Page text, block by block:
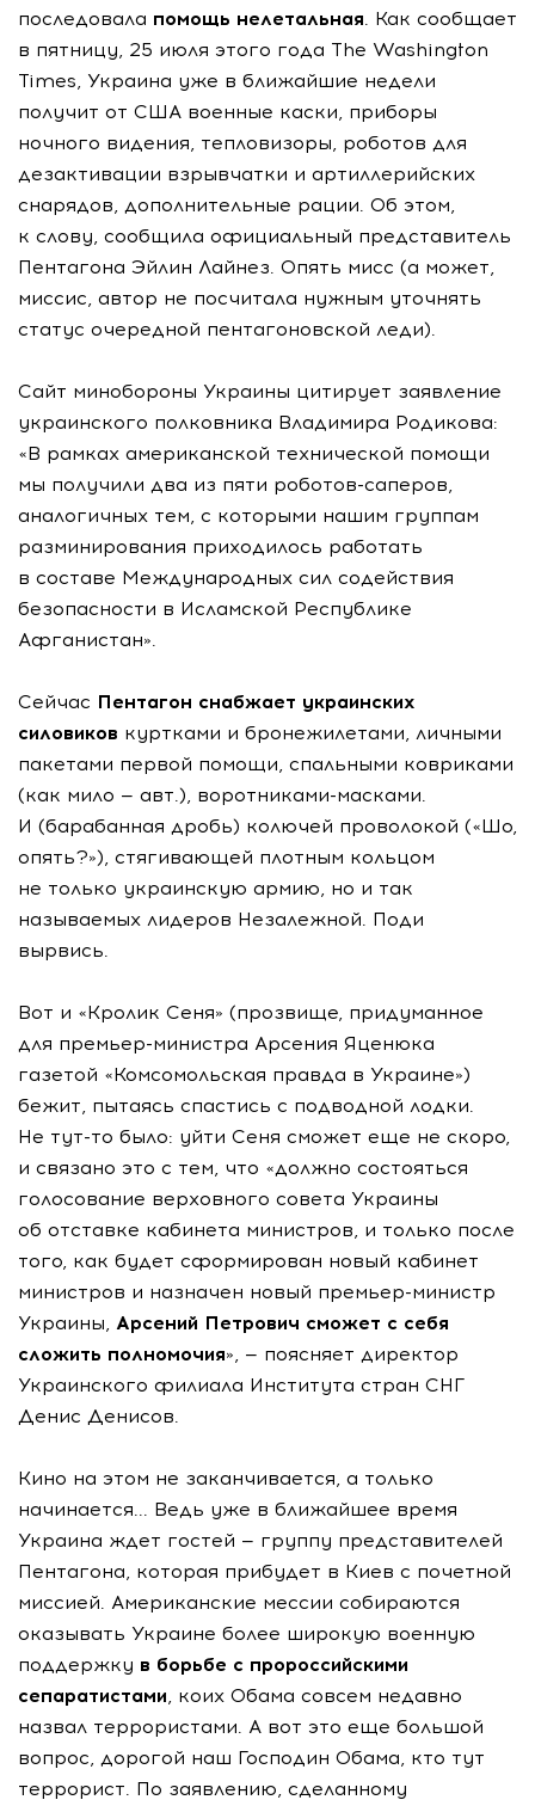
последовала помощь нелетальная. Как сообщает
в пятницу, 25 июля этого года The Washington
Times, Украина уже в ближайшие недели
получит от США военные каски, приборы
ночного видения, тепловизоры, роботов для
дезактивации взрывчатки и артиллерийских
снарядов, дополнительные рации. Об этом,
к слову, сообщила официальный представитель
Пентагона Эйлин Лайнез. Опять мисс (а может,
миссис, автор не посчитала нужным уточнять
статус очередной пентагоновской леди).
Сайт минобороны Украины цитирует заявление
украинского полковника Владимира Родикова:
«В рамках американской технической помощи
мы получили два из пяти роботов-саперов,
аналогичных тем, с которыми нашим группам
разминирования приходилось работать
в составе Международных сил содействия
безопасности в Исламской Республике
Афганистан».
Сейчас Пентагон снабжает украинских
силовиков куртками и бронежилетами, личными
пакетами первой помощи, спальными ковриками
(как мило — авт.), воротниками-масками.
И (барабанная дробь) колючей проволокой («Шо,
опять?»), стягивающей плотным кольцом
не только украинскую армию, но и так
называемых лидеров Незалежной. Поди
вырвись.
Вот и «Кролик Сеня» (прозвище, придуманное
для премьер-министра Арсения Яценюка
газетой «Комсомольская правда в Украине»)
бежит, пытаясь спастись с подводной лодки.
Не тут-то было: уйти Сеня сможет еще не скоро,
и связано это с тем, что «должно состояться
голосование верховного совета Украины
об отставке кабинета министров, и только после
того, как будет сформирован новый кабинет
министров и назначен новый премьер-министр
Украины, Арсений Петрович сможет с себя
сложить полномочия», — поясняет директор
Украинского филиала Института стран СНГ
Денис Денисов.
Кино на этом не заканчивается, а только
начинается... Ведь уже в ближайшее время
Украина ждет гостей — группу представителей
Пентагона, которая прибудет в Киев с почетной
миссией. Американские мессии собираются
оказывать Украине более широкую военную
поддержку в борьбе с пророссийскими
сепаратистами, коих Обама совсем недавно
назвал террористами. А вот это еще большой
вопрос, дорогой наш Господин Обама, кто тут
террорист. По заявлению, сделанному